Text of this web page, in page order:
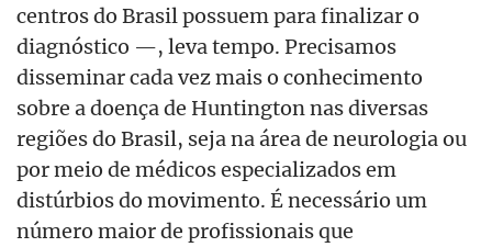
centros do Brasil possuem para finalizar o
diagnóstico —, leva tempo. Precisamos
disseminar cada vez mais o conhecimento
sobre a doença de Huntington nas diversas
regiões do Brasil, seja na área de neurologia ou
por meio de médicos especializados em
distúrbios do movimento. É necessário um
número maior de profissionais que